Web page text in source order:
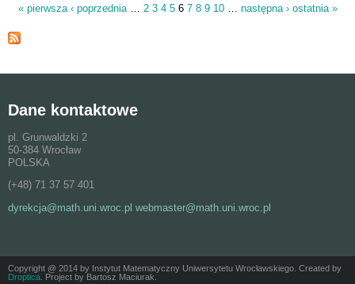
« pierwsza ‹ poprzednia … 2 3 4 5 6 7 8 9 10 … następna › ostatnia »
Dane kontaktowe
pl. Grunwaldzki 2
50-384 Wrocław
POLSKA
(+48) 71 37 57 401
dyrekcja@math.uni.wroc.pl webmaster@math.uni.wroc.pl
Copyright @ 2014 by Instytut Matematyczny Uniwersytetu Wrocławskiego. Created by
Droptica . Project by Bartosz Maciurak.